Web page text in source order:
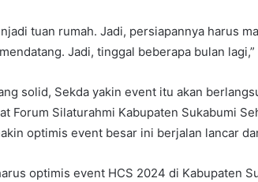
tuan rumah. Jadi, persiapannya harus
Jadi, tinggal beberapa bulan lagi,”
solid, Sekda yakin event itu akan
Forum Silaturahmi Kabupaten Sukabumi
optimis event besar ini berjalan lancar
optimis event HCS 2024 di Kabupaten